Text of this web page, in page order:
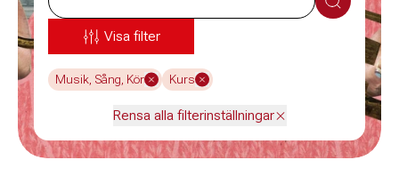
Sök
Visa filter
Musik, Sång, Kör Kurs
Rensa alla filterinställningar